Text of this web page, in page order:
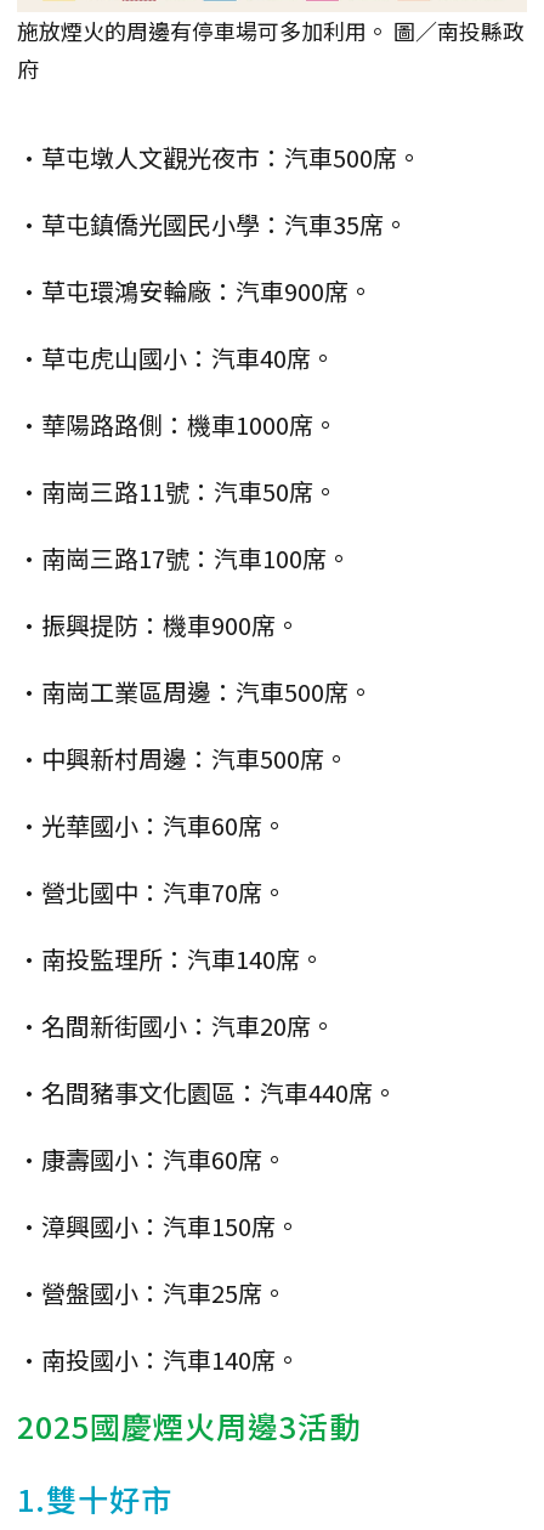
施放煙火的周邊有停車場可多加利用。 圖／南投縣政
府
•草屯墩人文觀光夜市：汽車500席。
•草屯鎮僑光國民小學：汽車35席。
•草屯環鴻安輪廠：汽車900席。
•草屯虎山國小：汽車40席。
•華陽路路側：機車1000席。
•南崗三路11號：汽車50席。
•南崗三路17號：汽車100席。
•振興提防：機車900席。
•南崗工業區周邊：汽車500席。
•中興新村周邊：汽車500席。
•光華國小：汽車60席。
•營北國中：汽車70席。
•南投監理所：汽車140席。
•名間新街國小：汽車20席。
•名間豬事文化園區：汽車440席。
•康壽國小：汽車60席。
•漳興國小：汽車150席。
•營盤國小：汽車25席。
•南投國小：汽車140席。
2025國慶煙火周邊3活動
1.雙十好市